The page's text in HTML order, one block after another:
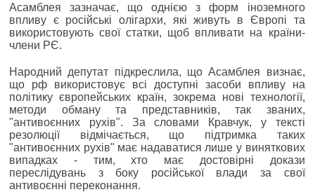
Асамблея зазначає, що однією з форм іноземного
впливу є російські олігархи, які живуть в Європі та
використовують свої статки, щоб впливати на країни-
члени РЄ.
Народний депутат підкреслила, що Асамблея визнає,
що рф використовує всі доступні засоби впливу на
політику європейських країн, зокрема нові технології,
методи обману та представників, так званих,
"антивоєнних рухів". За словами Кравчук, у тексті
резолюції відмічається, що підтримка таких
"антивоєнних рухів" має надаватися лише у виняткових
випадках - тим, хто має достовірні докази
переслідувань з боку російської влади за свої
антивоєнні переконання.